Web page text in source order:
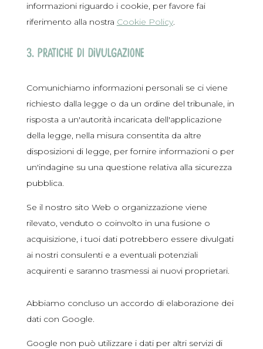
informazioni riguardo i cookie, per favore fai
riferimento alla nostra Cookie Policy.
3. Pratiche di divulgazione
Comunichiamo informazioni personali se ci viene
richiesto dalla legge o da un ordine del tribunale, in
risposta a un'autorità incaricata dell'applicazione
della legge, nella misura consentita da altre
disposizioni di legge, per fornire informazioni o per
un'indagine su una questione relativa alla sicurezza
pubblica.
Se il nostro sito Web o organizzazione viene
rilevato, venduto o coinvolto in una fusione o
acquisizione, i tuoi dati potrebbero essere divulgati
ai nostri consulenti e a eventuali potenziali
acquirenti e saranno trasmessi ai nuovi proprietari.
Abbiamo concluso un accordo di elaborazione dei
dati con Google.
Google non può utilizzare i dati per altri servizi di